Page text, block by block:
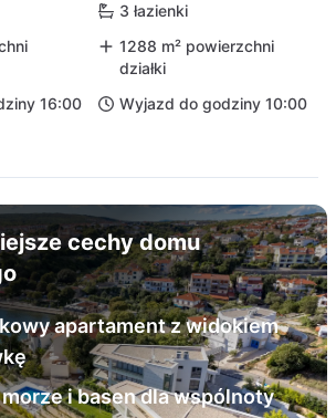
3 łazienki
1288 m² powierzchni
działki
16:00
Wyjazd do godziny 10:00
cechy domu
apartament z widokiem
i basen dla wspólnoty